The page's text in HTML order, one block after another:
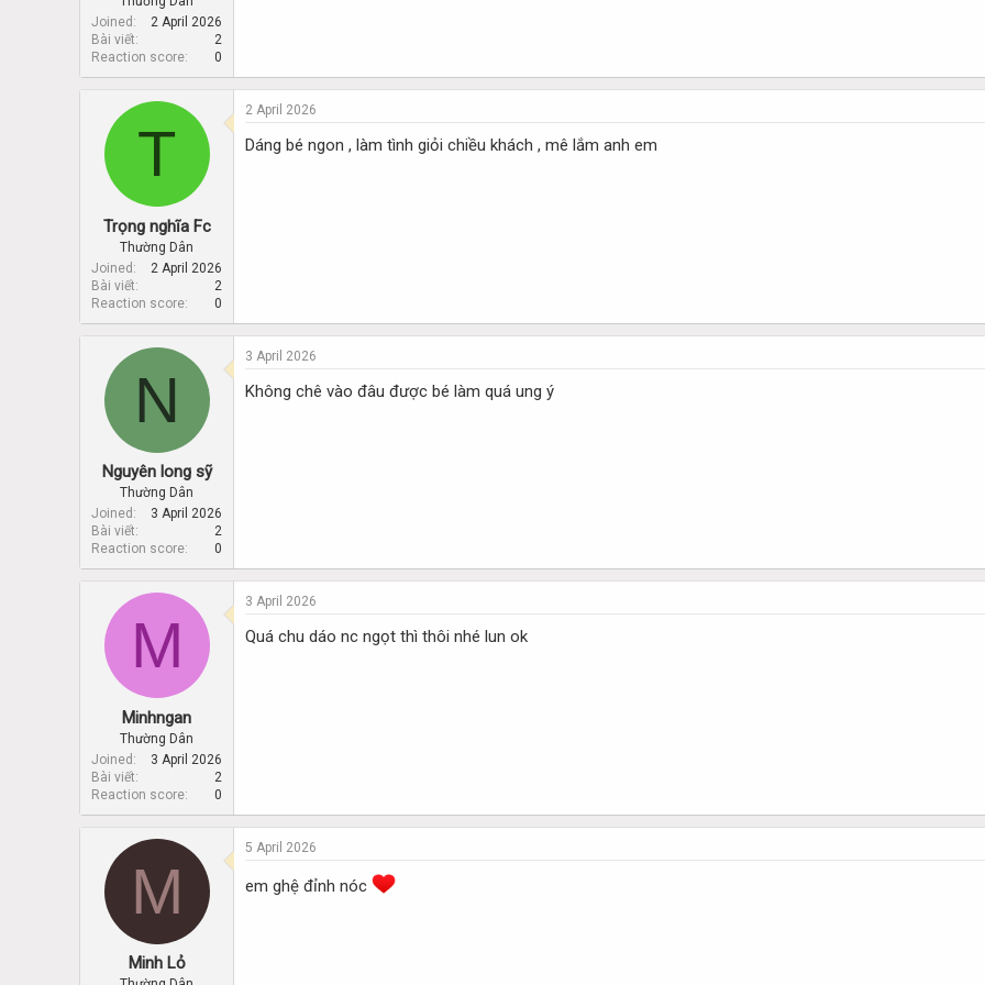
Joined
2 April 2026
Bài viết
2
Reaction score
0
T
Trọng nghĩa Fc
Thường Dân
Joined
2 April 2026
Bài viết
2
Reaction score
0
2 April 2026
Dáng bé ngon , làm tình giỏi chiều khách , mê lắm anh em
N
Nguyên long sỹ
Thường Dân
Joined
3 April 2026
Bài viết
2
Reaction score
0
3 April 2026
Không chê vào đâu được bé làm quá ung ý
M
Minhngan
Thường Dân
Joined
3 April 2026
Bài viết
2
Reaction score
0
3 April 2026
Quá chu dáo nc ngọt thì thôi nhé lun ok
M
Minh Lỏ
5 April 2026
em ghệ đỉnh nóc